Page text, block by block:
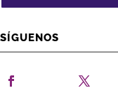
SÍGUENOS